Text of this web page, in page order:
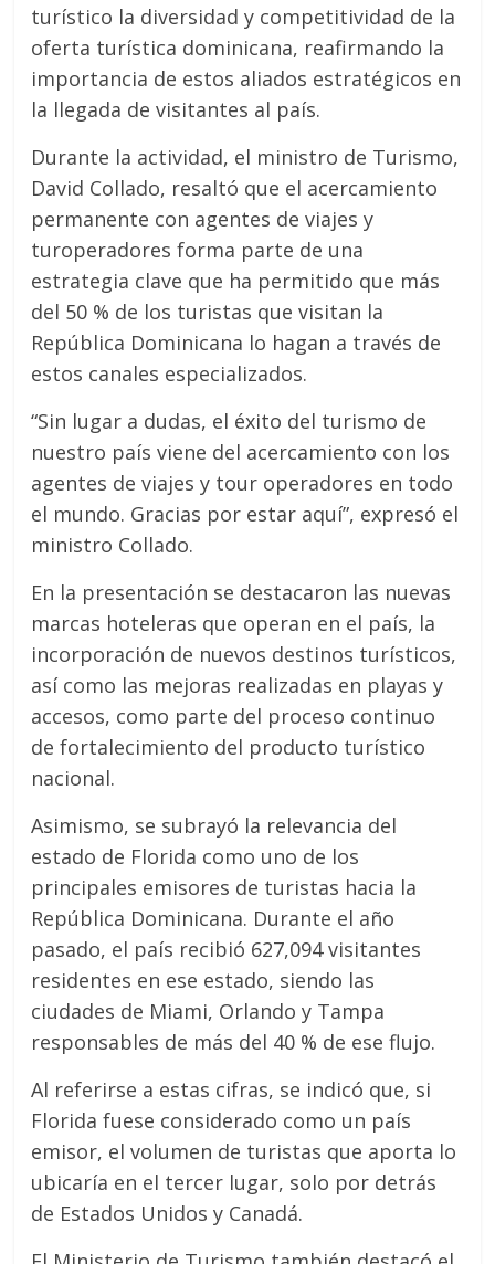
turístico la diversidad y competitividad de la
oferta turística dominicana, reafirmando la
importancia de estos aliados estratégicos en
la llegada de visitantes al país.
Durante la actividad, el ministro de Turismo,
David Collado, resaltó que el acercamiento
permanente con agentes de viajes y
turoperadores forma parte de una
estrategia clave que ha permitido que más
del 50 % de los turistas que visitan la
República Dominicana lo hagan a través de
estos canales especializados.
“Sin lugar a dudas, el éxito del turismo de
nuestro país viene del acercamiento con los
agentes de viajes y tour operadores en todo
el mundo. Gracias por estar aquí”, expresó el
ministro Collado.
En la presentación se destacaron las nuevas
marcas hoteleras que operan en el país, la
incorporación de nuevos destinos turísticos,
así como las mejoras realizadas en playas y
accesos, como parte del proceso continuo
de fortalecimiento del producto turístico
nacional.
Asimismo, se subrayó la relevancia del
estado de Florida como uno de los
principales emisores de turistas hacia la
República Dominicana. Durante el año
pasado, el país recibió 627,094 visitantes
residentes en ese estado, siendo las
ciudades de Miami, Orlando y Tampa
responsables de más del 40 % de ese flujo.
Al referirse a estas cifras, se indicó que, si
Florida fuese considerado como un país
emisor, el volumen de turistas que aporta lo
ubicaría en el tercer lugar, solo por detrás
de Estados Unidos y Canadá.